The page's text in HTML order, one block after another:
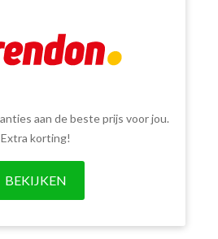
aan de beste prijs voor jou.
Extra korting!
BEKIJKEN